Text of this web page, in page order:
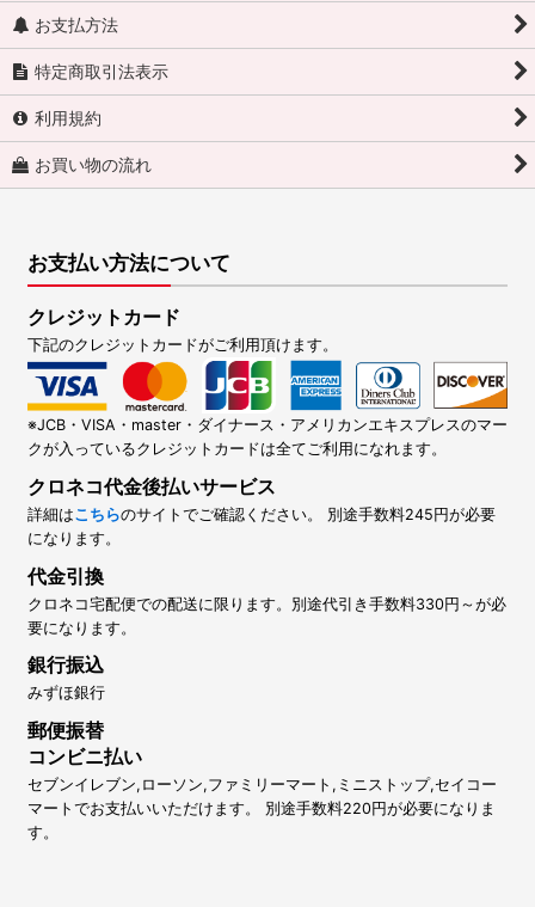
お支払方法
特定商取引法表示
利用規約
お買い物の流れ
お支払い方法について
クレジットカード
下記のクレジットカードがご利用頂けます。
※JCB・VISA・master・ダイナース・アメリカンエキスプレスのマー
クが入っているクレジットカードは全てご利用になれます。
クロネコ代金後払いサービス
詳細はこちらのサイトでご確認ください。 別途手数料245円が必要
になります。
代金引換
クロネコ宅配便での配送に限ります。別途代引き手数料330円～が必
要になります。
銀行振込
みずほ銀行
郵便振替
コンビニ払い
セブンイレブン,ローソン,ファミリーマート,ミニストップ,セイコー
マートでお支払いいただけます。 別途手数料220円が必要になりま
す。